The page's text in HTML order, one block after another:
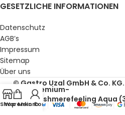
GESETZLICHE INFORMATIONEN
Datenschutz
AGB’s
Impressum
Sitemap
Über uns
© Gastro Uzal GmbH & Co. KG.
Shop
Warenkorb
Mein Konto
Mikroflauschdecke
Premium-
Cashmerefeeling Aqua
Größen)